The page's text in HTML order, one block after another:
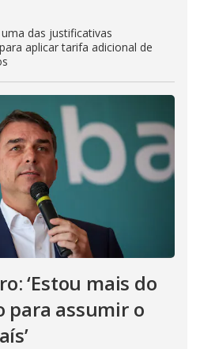
das justificativas
aplicar tarifa adicional de
‘Estou mais do
para assumir o